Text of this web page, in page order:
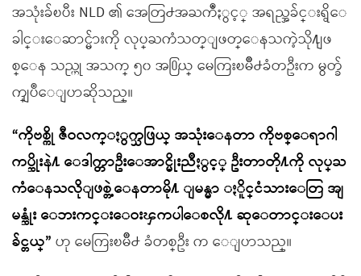
အသုံးခ်ၿပီး NLD ၏ အေတြ႕အႀကဳံႏွင့္ အရည္အခ်င္းရွိေ
ခါင္းေဆာင္မ်ားကို လုပ္ႀကံသတ္ျဖတ္ေနသကဲ့သို႔ျဖ
စ္ေန သည္ဟု အသက္ ၅၀ အ႐ြယ္ မေကြးၿမိဳ႕ခံတဦးက မွတ္ခ်
က္ျပဳေျပာဆိုသည္။
“ကိုဗစ္ကို ဇီဝလက္ႏွက္သဖြယ္ အသုံးေနတာ ကိုဗစ္ေရာဂါ
ကပ္ဆိုးနဲ႔ ေဒါက္တာဦးေအာင္မိုးညိဳႏွင့္ ဦးတာတို႔ကို လုပ္ႀ
ကံေနသလိုျဖစ္တဲ့ေနတာမို႔ ျမန္မာ ႏိူင္ငံသားေတြ အျ
မန္ဆုံး ေဘးကင္းေဝးၾကပါေစလို႔ ဆုေတာင္းေပး
ခ်င္တယ္” ဟု မေကြးၿမိဳ႕ ခံတစ္ဦး က ေျပာသည္။